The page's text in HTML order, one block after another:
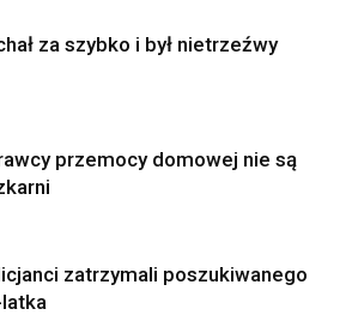
za szybko i był nietrzeźwy
przemocy domowej nie są
zatrzymali poszukiwanego